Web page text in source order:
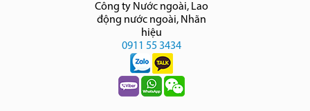
Công ty Nước ngoài, Lao
động nước ngoài, Nhãn
hiệu
0911 55 3434